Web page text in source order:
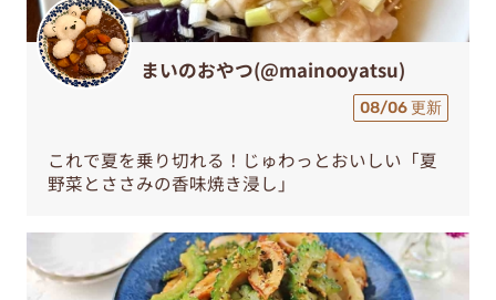
まいのおやつ(@mainooyatsu)
08/06 更新
これで夏を乗り切れる！じゅわっとおいしい「夏
野菜とささみの香味焼き浸し」